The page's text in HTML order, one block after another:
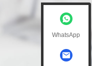
WhatsApp